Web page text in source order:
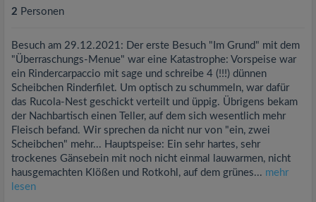
2 Personen
Besuch am 29.12.2021: Der erste Besuch "Im Grund" mit dem
"Überraschungs-Menue" war eine Katastrophe: Vorspeise war
ein Rindercarpaccio mit sage und schreibe 4 (!!!) dünnen
Scheibchen Rinderfilet. Um optisch zu schummeln, war dafür
das Rucola-Nest geschickt verteilt und üppig. Übrigens bekam
der Nachbartisch einen Teller, auf dem sich wesentlich mehr
Fleisch befand. Wir sprechen da nicht nur von "ein, zwei
Scheibchen" mehr... Hauptspeise: Ein sehr hartes, sehr
trockenes Gänsebein mit noch nicht einmal lauwarmen, nicht
hausgemachten Klößen und Rotkohl, auf dem grünes... mehr
lesen